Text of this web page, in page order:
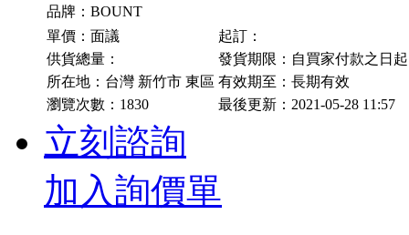
品牌：BOUNT
單價：面議
起訂：
供貨總量：
發貨期限：自買家付款之日
所在地：台灣 新竹市 東區 有效期至：長期有效
瀏覽次數： 1830 最後更新：2021-05-28 11:57
立刻諮詢
加入詢價單